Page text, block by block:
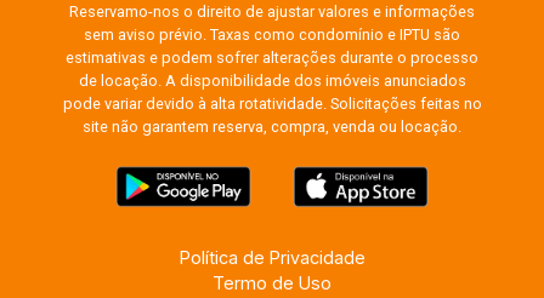
Reservamo-nos o direito de ajustar valores e informações
sem aviso prévio. Taxas como condomínio e IPTU são
estimativas e podem sofrer alterações durante o processo
de locação. A disponibilidade dos imóveis anunciados
pode variar devido à alta rotatividade. Solicitações feitas no
site não garantem reserva, compra, venda ou locação.
Política de Privacidade
Termo de Uso